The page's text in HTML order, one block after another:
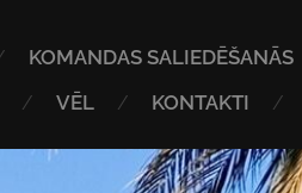
KOMANDAS SALIEDĒŠANĀS
VĒL KONTAKTI